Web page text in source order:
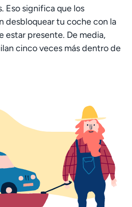
Eso significa que los
desbloquear tu coche con la
estar presente. De media,
cinco veces más dentro de